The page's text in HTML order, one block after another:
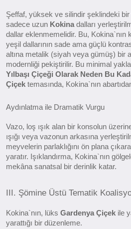
Şeffaf, yüksek ve silindir şeklindeki
sadece uzun Kokinadalları
dallar eklenmemelidir. Bu, Kokina`nın
yeşil dallarının sade ama güçlü
altına metalik (siyah veya gümüş) bir
modernliği pekiştirilir. Bu minimal
Yılbaşı Çiçeği Olarak Neden Bu
Çiçek temasında, Kokina`nın
Aydınlatma ile Dramatik Vurgu
Vazo, loş ışık alan bir konsolun
ışığı veya vazonun arkasına
meyvelerin parlaklığını ön plana
yaratır. Işıklandırma, Kokina`nın
mekâna sanatsal bir derinlik katar.
III. Şömine Üstü Tematik
Kokina`nın, lüks Gardenya Çiçek ile
yarattığı bir düzenleme.